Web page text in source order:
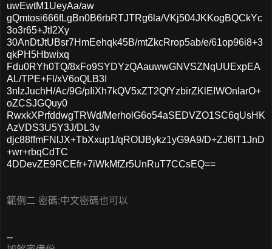
uwEwtM1UeyAa/aw
gQmtosi666fLgBn0B6rbRTJTRg6la/VKj504JKKogBQCkYc
3o3r65+JtI2Xy
30AnDtJtUBsr7HmEehqk45B/mtZkcRrop5ab/e/61op96i8+3
qkPH5Hbwixq
Fdu0RYh0TQ/8xFo9SYDYzQAauwwGNVSZNqUUExpEA
AL/TPE+Fl/xV6oQLB3I
3nlzJuchH/Ac/9G/pIiXh7kQV5xZT2QfYzbirZKlEIWOnlarO+
oZCSJGQuy0
RwxkXPrfddwgTRWd/MerholG6o54aSEDVZO1SC6qUsHK
AzVDS3U5Y3J/DL3v
djc88ffmFNlJX+TbXxup1/qROIJBykz1yG9A9/D+ZJ6IT1JnD
+wr+rbqCdTC
4DDevZE9RCEfr+7iWkMfZr5UnRuT7CCsEQ==
範例二 密碼:中文密碼也可以
--